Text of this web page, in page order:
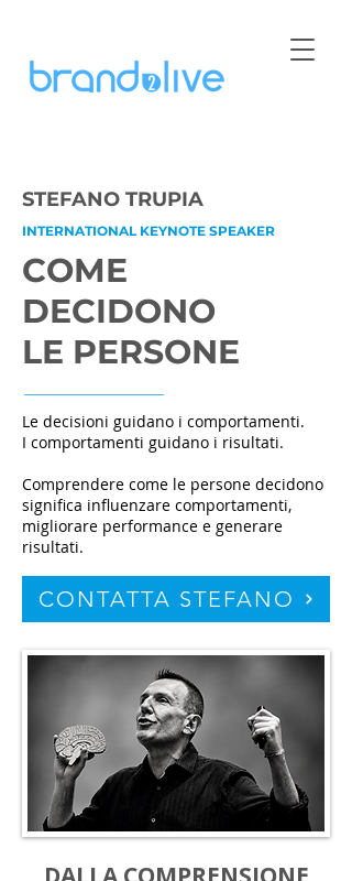
STEFANO TRUPIA
INTERNATIONAL KEYNOTE SPEAKER
COME
DECIDONO
LE PERSONE
Le decisioni guidano i comportamenti.
I comportamenti guidano i risultati.
Comprendere come le persone decidono
significa influenzare comportamenti,
migliorare performance e generare
risultati.
CONTATTA STEFANO